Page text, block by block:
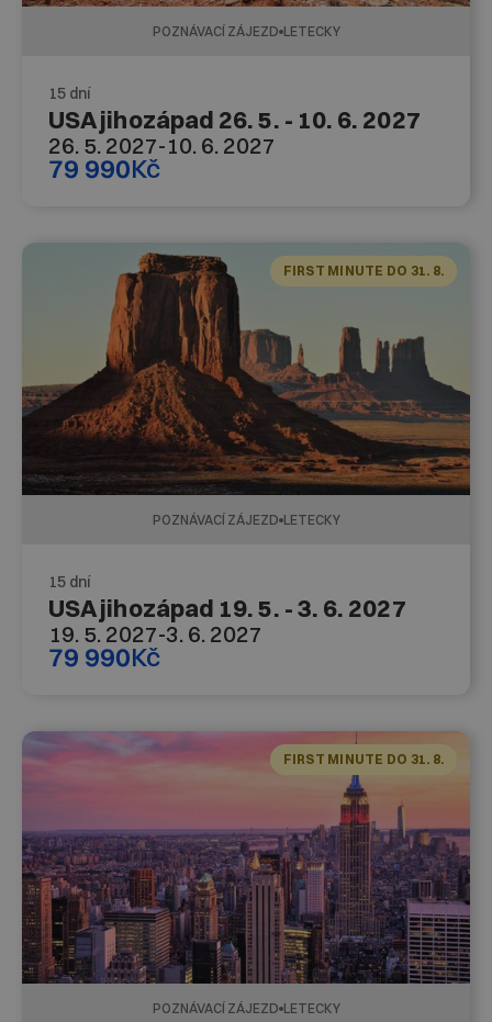
POZNÁVACÍ ZÁJEZD LETECKY
15 dní
USA jihozápad 26. 5. - 10. 6. 2027
26. 5. 2027-10. 6. 2027
79 990Kč
FIRST MINUTE DO 31. 8.
POZNÁVACÍ ZÁJEZD LETECKY
15 dní
USA jihozápad 19. 5. - 3. 6. 2027
19. 5. 2027-3. 6. 2027
79 990Kč
FIRST MINUTE DO 31. 8.
POZNÁVACÍ ZÁJEZD LETECKY